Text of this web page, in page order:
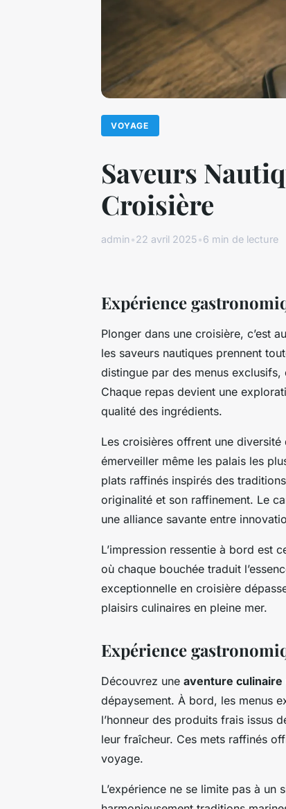
VOYAGE
Saveurs
Croisière
admin•22 avril 2025•6 min de lecture
Expérience
Plonger dans une croisière, c’est
les saveurs nautiques prennent
distingue par des menus
Chaque repas devient une
qualité des ingrédients.
Les croisières offrent une diversité
émerveiller même les palais les
plats raffinés inspirés des
originalité et son raffinement. Le
une alliance savante entre
L’impression ressentie à bord est
où chaque bouchée traduit
exceptionnelle en croisière
plaisirs culinaires en pleine mer.
Expérience
Découvrez une aventure culinaire
dépaysement. À bord, les menus
l’honneur des produits frais issus
leur fraîcheur. Ces mets raffinés
voyage.
L’expérience ne se limite pas à